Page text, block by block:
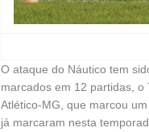
O ataque do Náutico tem
marcados em 12 partidas,
Atlético-MG, que marcou
já marcaram nesta